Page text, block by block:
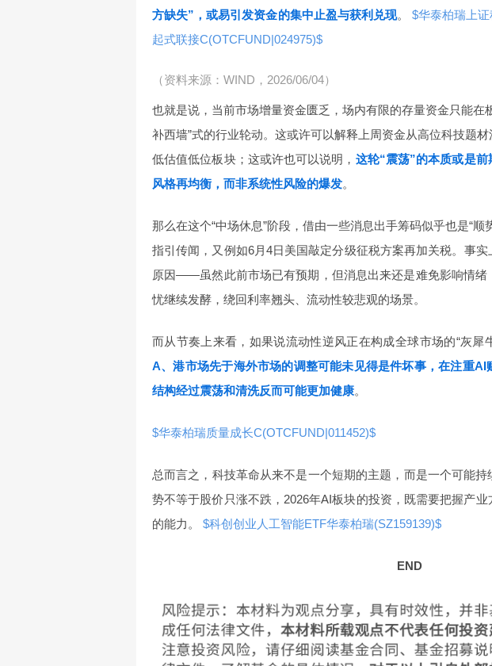
方缺失”，或易引发资金的集中止盈与获利兑现。
$华泰柏瑞上
起式联接C(OTCFUND|024975)$
（资料来源：WIND，2026/06/04）
也就是说，当前市场增量资金匮乏，场内有限的存量资金只能在
补西墙”式的行业轮动。这或许可以解释上周资金从高位科技题
低估值低位板块；这或许也可以说明， 这轮“震荡”的本质或是
风格再均衡，而非系统性风险的爆发。
那么在这个“中场休息”阶段，借由一些消息出手筹码似乎也是“
指引传闻，又例如6月4日美国敲定分级征税方案再加关税。事
原因——虽然此前市场已有预期，但消息出来还是难免影响情绪
忧继续发酵，绕回利率翘头、流动性较悲观的场景。
而从节奏上来看，如果说流动性逆风正在构成全球市场的“灰犀
A、港市场先于海外市场的调整可能未见得是件坏事，在注重
结构经过震荡和清洗反而可能更加健康。
$华泰柏瑞质量成长C(OTCFUND|011452)$
总而言之，科技革命从来不是一个短期的主题，而是一个可能
势不等于股价只涨不跌，2026年AI板块的投资，既需要把握产
的能力。
$科创创业人工智能ETF华泰柏瑞(SZ159139)$
END